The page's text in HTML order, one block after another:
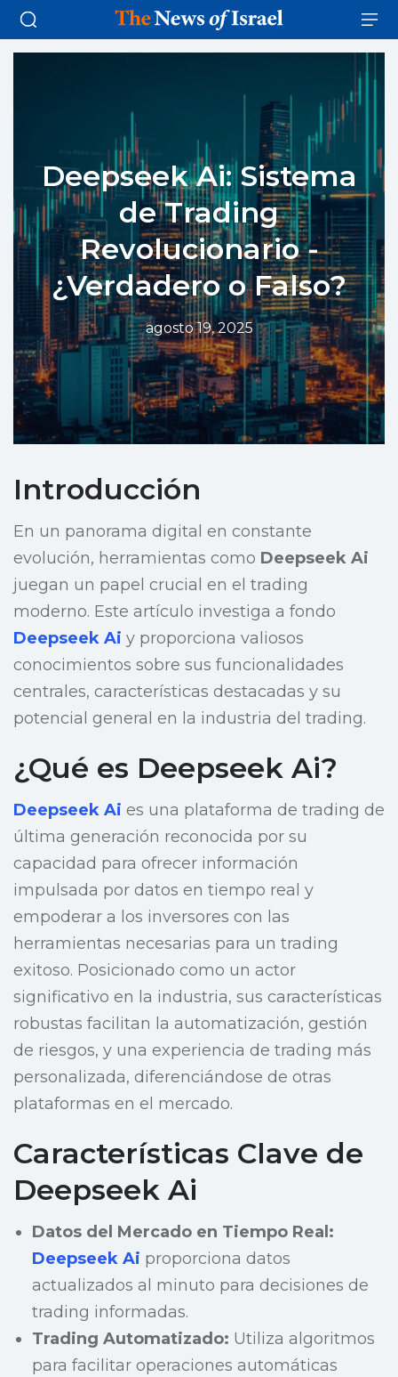
Deepseek Ai: Sistema
de Trading
Revolucionario -
¿Verdadero o Falso?
agosto 19, 2025
Introducción
En un panorama digital en constante
evolución, herramientas como Deepseek Ai
juegan un papel crucial en el trading
moderno. Este artículo investiga a fondo
Deepseek Ai y proporciona valiosos
conocimientos sobre sus funcionalidades
centrales, características destacadas y su
potencial general en la industria del trading.
¿Qué es Deepseek Ai?
Deepseek Ai es una plataforma de trading de
última generación reconocida por su
capacidad para ofrecer información
impulsada por datos en tiempo real y
empoderar a los inversores con las
herramientas necesarias para un trading
exitoso. Posicionado como un actor
significativo en la industria, sus características
robustas facilitan la automatización, gestión
de riesgos, y una experiencia de trading más
personalizada, diferenciándose de otras
plataformas en el mercado.
Características Clave de
Deepseek Ai
Datos del Mercado en Tiempo Real:
Deepseek Ai proporciona datos
actualizados al minuto para decisiones de
trading informadas.
Trading Automatizado: Utiliza algoritmos
para facilitar operaciones automáticas